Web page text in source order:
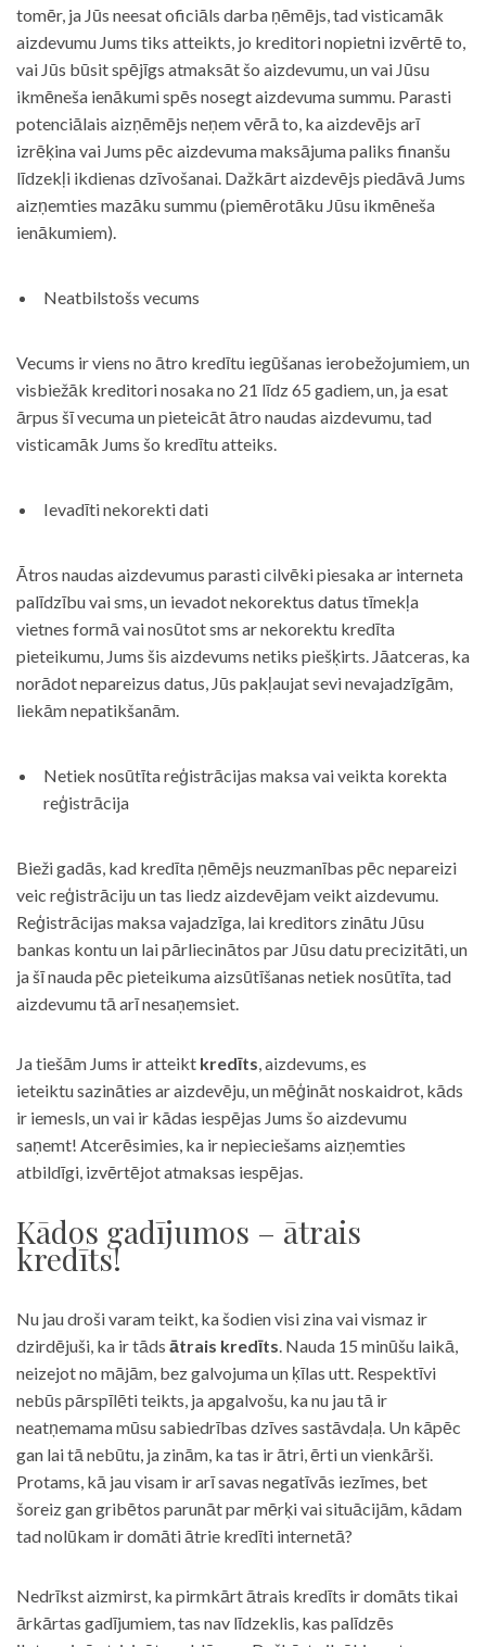
tomēr, ja Jūs neesat oficiāls darba ņēmējs, tad visticamāk
aizdevumu Jums tiks atteikts, jo kreditori nopietni izvērtē to,
vai Jūs būsit spējīgs atmaksāt šo aizdevumu, un vai Jūsu
ikmēneša ienākumi spēs nosegt aizdevuma summu. Parasti
potenciālais aizņēmējs neņem vērā to, ka aizdevējs arī
izrēķina vai Jums pēc aizdevuma maksājuma paliks finanšu
līdzekļi ikdienas dzīvošanai. Dažkārt aizdevējs piedāvā Jums
aizņemties mazāku summu (piemērotāku Jūsu ikmēneša
ienākumiem).
Neatbilstošs vecums
Vecums ir viens no ātro kredītu iegūšanas ierobežojumiem, un
visbiežāk kreditori nosaka no 21 līdz 65 gadiem, un, ja esat
ārpus šī vecuma un pieteicāt ātro naudas aizdevumu, tad
visticamāk Jums šo kredītu atteiks.
Ievadīti nekorekti dati
Ātros naudas aizdevumus parasti cilvēki piesaka ar interneta
palīdzību vai sms, un ievadot nekorektus datus tīmekļa
vietnes formā vai nosūtot sms ar nekorektu kredīta
pieteikumu, Jums šis aizdevums netiks piešķirts. Jāatceras, ka
norādot nepareizus datus, Jūs pakļaujat sevi nevajadzīgām,
liekām nepatikšanām.
Netiek nosūtīta reģistrācijas maksa vai veikta korekta
reģistrācija
Bieži gadās, kad kredīta ņēmējs neuzmanības pēc nepareizi
veic reģistrāciju un tas liedz aizdevējam veikt aizdevumu.
Reģistrācijas maksa vajadzīga, lai kreditors zinātu Jūsu
bankas kontu un lai pārliecinātos par Jūsu datu precizitāti, un
ja šī nauda pēc pieteikuma aizsūtīšanas netiek nosūtīta, tad
aizdevumu tā arī nesaņemsiet.
Ja tiešām Jums ir atteikt kredīts, aizdevums, es
ieteiktu sazināties ar aizdevēju, un mēģināt noskaidrot, kāds
ir iemesls, un vai ir kādas iespējas Jums šo aizdevumu
saņemt! Atcerēsimies, ka ir nepieciešams aizņemties
atbildīgi, izvērtējot atmaksas iespējas.
Kādos gadījumos – ātrais
kredīts!
Nu jau droši varam teikt, ka šodien visi zina vai vismaz ir
dzirdējuši, ka ir tāds ātrais kredīts. Nauda 15 minūšu laikā,
neizejot no mājām, bez galvojuma un ķīlas utt. Respektīvi
nebūs pārspīlēti teikts, ja apgalvošu, ka nu jau tā ir
neatņemama mūsu sabiedrības dzīves sastāvdaļa. Un kāpēc
gan lai tā nebūtu, ja zinām, ka tas ir ātri, ērti un vienkārši.
Protams, kā jau visam ir arī savas negatīvās iezīmes, bet
šoreiz gan gribētos parunāt par mērķi vai situācijām, kādam
tad nolūkam ir domāti ātrie kredīti internetā?
Nedrīkst aizmirst, ka pirmkārt ātrais kredīts ir domāts tikai
ārkārtas gadījumiem, tas nav līdzeklis, kas palīdzēs